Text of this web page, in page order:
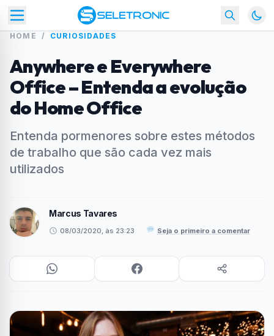
HOME / CURIOSIDADES
Anywhere e Everywhere
Office – Entenda a evolução
do Home Office
Entenda pormenores sobre estes métodos
de trabalho que são cada vez mais
utilizados
Marcus Tavares
08/03/2020, às 23:23 · Seja o primeiro a comentar